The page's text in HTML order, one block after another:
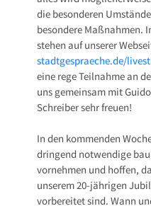
die besonderen
besondere Maßnahmen.
stehen auf unserer
stadtgespraeche.de/
eine rege Teilnahme an
uns gemeinsam mit
Schreiber sehr freuen!
In den kommenden
dringend notwendige
vornehmen und hoffen,
unserem 20-jährigen
vorbereitet sind. Wann